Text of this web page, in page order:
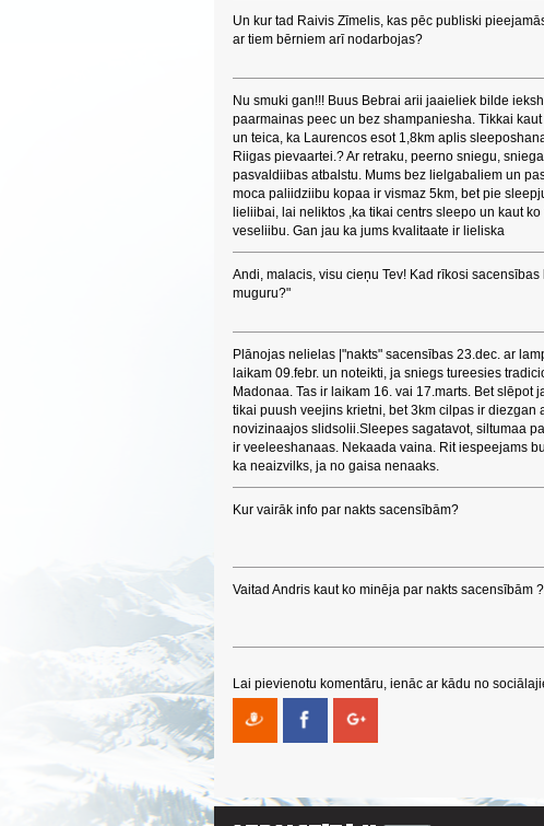
Un kur tad Raivis Zīmelis, kas pēc publiski
ar tiem bērniem arī nodarbojas?
Nu smuki gan!!! Buus Bebrai arii jaaieliek bilde
paarmainas peec un bez shampaniesha. Tikkai
un teica, ka Laurencos esot 1,8km aplis
Riigas pievaartei.? Ar retraku, peerno sniegu,
pasvaldiibas atbalstu. Mums bez lielgabaliem un
moca paliidziibu kopaa ir vismaz 5km, bet pie
lieliibai, lai neliktos ,ka tikai centrs sleepo un kaut
veseliibu. Gan jau ka jums kvalitaate ir lieliska
Andi, malacis, visu cieņu Tev! Kad rīkosi
muguru?"
Plānojas nelielas |"nakts" sacensības 23.dec. ar
laikam 09.febr. un noteikti, ja sniegs tureesies
Madonaa. Tas ir laikam 16. vai 17.marts. Bet slēpot
tikai puush veejins krietni, bet 3km cilpas ir diezgan
novizinaajos slidsolii.Sleepes sagatavot, siltumaa
ir veeleeshanaas. Nekaada vaina. Rit iespeejams
ka neaizvilks, ja no gaisa nenaaks.
Kur vairāk info par nakts sacensībām?
Vaitad Andris kaut ko minēja par nakts sacensībām ?
Lai pievienotu komentāru, ienāc ar kādu no